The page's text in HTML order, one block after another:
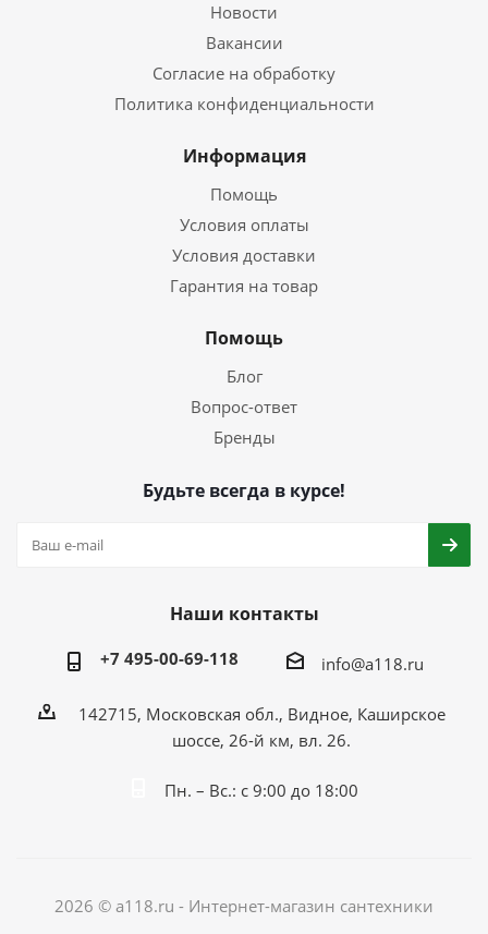
Новости
Вакансии
Согласие на обработку
Политика конфиденциальности
Информация
Помощь
Условия оплаты
Условия доставки
Гарантия на товар
Помощь
Блог
Вопрос-ответ
Бренды
Будьте всегда в курсе!
Наши контакты
+7 495-00-69-118 info@a118.ru
142715, Московская обл., Видное, Каширское
шоссе, 26-й км, вл. 26.
Пн. – Вс.: с 9:00 до 18:00
2026 © a118.ru - Интернет-магазин сантехники